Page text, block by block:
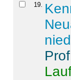
19